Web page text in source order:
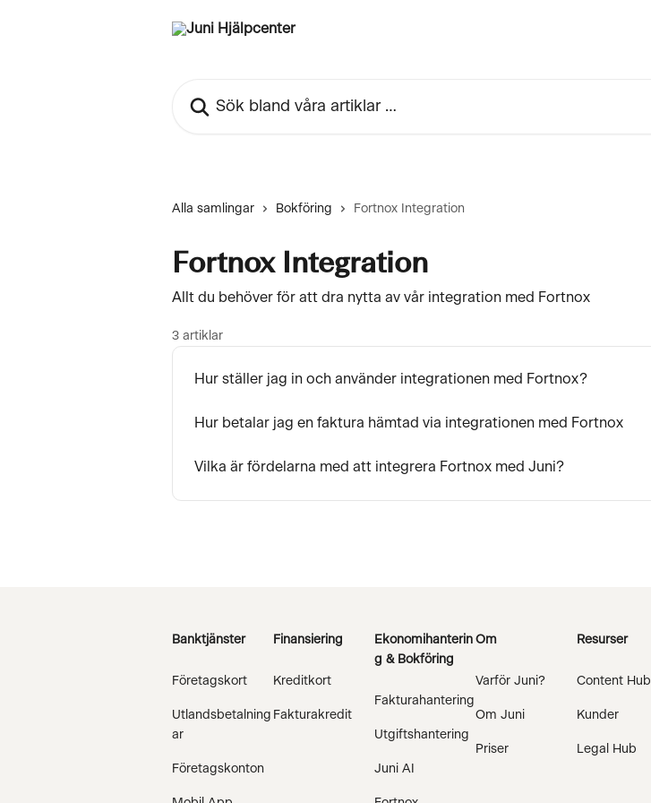
Alla samlingar Bokföring Fortnox Integration
Fortnox Integration
Allt du behöver för att dra nytta av vår integration med Fortnox
3 artiklar
Hur ställer jag in och använder integrationen med Fortnox?
Hur betalar jag en faktura hämtad via integrationen med Fortnox
Vilka är fördelarna med att integrera Fortnox med Juni?
Banktjänster
Företagskort
Utlandsbetalning
ar
Företagskonton
Finansiering
Kreditkort
Fakturakredit
Ekonomihanterin
g & Bokföring
Fakturahantering
Utgiftshantering
Juni AI
Om
Varför Juni?
Om Juni
Priser
Resurser
Content Hub
Kunder
Legal Hub